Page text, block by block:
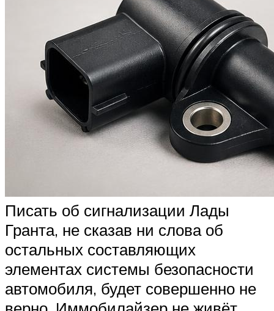
Писать об сигнализации Лады
Гранта, не сказав ни слова об
остальных составляющих
элементах системы безопасности
автомобиля, будет совершенно не